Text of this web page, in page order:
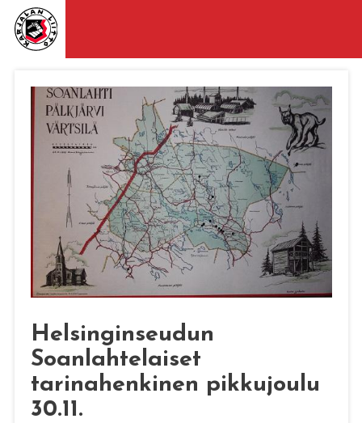
Helsinginseudun
Soanlahtelaiset
tarinahenkinen pikkujoulu
30.11.